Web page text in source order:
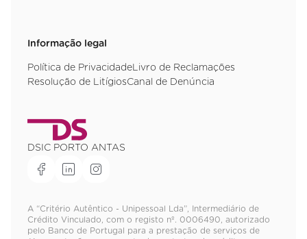
Informação legal
Política de Privacidade Livro de Reclamações
Resolução de LitígiosCanal de Denúncia
DSIC PORTO ANTAS
A “Critério Autêntico - Unipessoal Lda”, Intermediário de
Crédito Vinculado, com o registo nº. 0006490, autorizado
pelo Banco de Portugal para a prestação de serviços de